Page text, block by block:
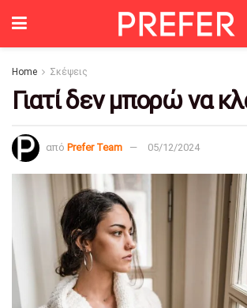
Home Σκέψεις
Γιατί δεν μπορώ να
από Prefer Team 05/12/2024